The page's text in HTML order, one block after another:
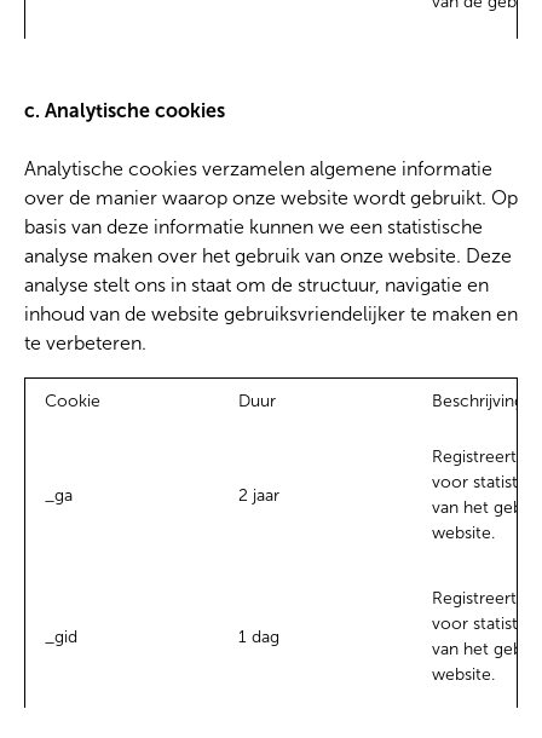
c. Analytische cookies
Analytische cookies verzamelen algemene informatie
over de manier waarop onze website wordt gebruikt. Op
basis van deze informatie kunnen we een statistische
analyse maken over het gebruik van onze website. Deze
analyse stelt ons in staat om de structuur, navigatie en
inhoud van de website gebruiksvriendelijker te maken en
te verbeteren.
Cookie Duur Beschrijving
_ga 2 jaar
Registreert
voor
van het
website.
_gid 1 dag
Registreert
voor
van het
website.